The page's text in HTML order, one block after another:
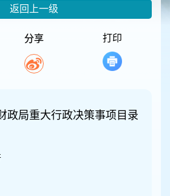
返回上一级
分享 打印
政局重大行政决策事项目录